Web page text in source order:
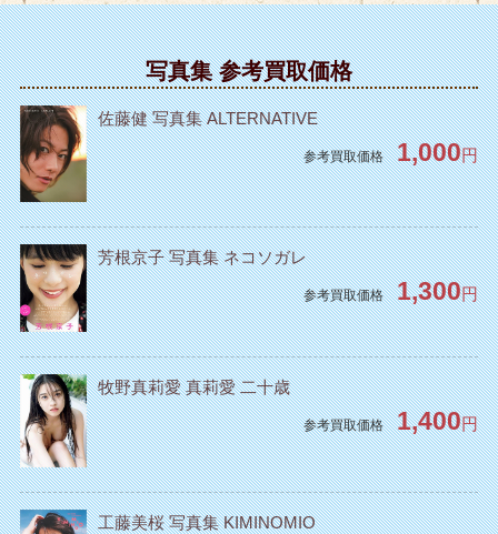
写真集 参考買取価格
佐藤健 写真集 ALTERNATIVE
参考買取価格 1,000円
芳根京子 写真集 ネコソガレ
参考買取価格 1,300円
牧野真莉愛 真莉愛 二十歳
参考買取価格 1,400円
工藤美桜 写真集 KIMINOMIO